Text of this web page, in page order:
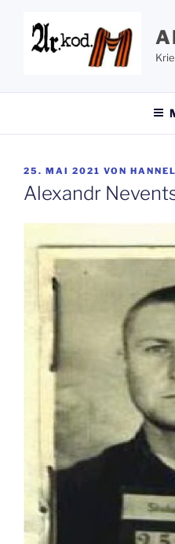
springen
VERÖFFENTLICHT
AM
25. MAI 2021 VON
Alexandr